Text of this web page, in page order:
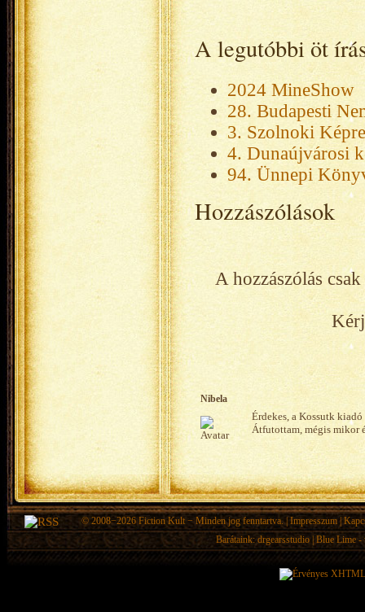
A legutóbbi öt
2024 MineShow
28. Budapesti
3. Szolnoki
4. Dunaújvárosi
94. Ünnepi
Hozzászólások
A hozzászólás
Nibela
Érdekes, a Kossutk
Átfutottam, mégis mikor
© 2008−2026Fiction Kult − Minden jog fenntartva. | Impresszum |
Barátaink: drgearsstudio | Blue Lime -